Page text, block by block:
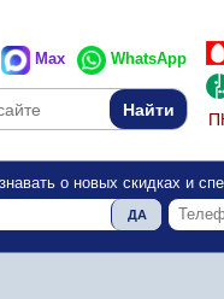
Max WhatsApp
о новых скидках и